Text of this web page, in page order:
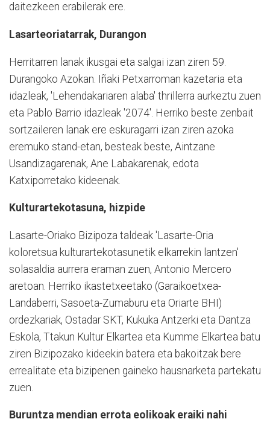
daitezkeen erabilerak ere.
Lasarteoriatarrak, Durangon
Herritarren lanak ikusgai eta salgai izan ziren 59.
Durangoko Azokan. Iñaki Petxarroman kazetaria eta
idazleak, 'Lehendakariaren alaba' thrillerra aurkeztu zuen
eta Pablo Barrio idazleak '2074'. Herriko beste zenbait
sortzaileren lanak ere eskuragarri izan ziren azoka
eremuko stand-etan, besteak beste, Aintzane
Usandizagarenak, Ane Labakarenak, edota
Katxiporretako kideenak.
Kulturartekotasuna, hizpide
Lasarte-Oriako Bizipoza taldeak 'Lasarte-Oria
koloretsua kulturartekotasunetik elkarrekin lantzen'
solasaldia aurrera eraman zuen, Antonio Mercero
aretoan. Herriko ikastetxeetako (Garaikoetxea-
Landaberri, Sasoeta-Zumaburu eta Oriarte BHI)
ordezkariak, Ostadar SKT, Kukuka Antzerki eta Dantza
Eskola, Ttakun Kultur Elkartea eta Kumme Elkartea batu
ziren Bizipozako kideekin batera eta bakoitzak bere
errealitate eta bizipenen gaineko hausnarketa partekatu
zuen.
Buruntza mendian errota eolikoak eraiki nahi